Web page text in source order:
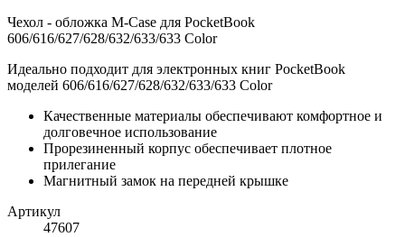
Чехол - обложка M-Case для PocketBook
606/616/627/628/632/633/633 Color
Идеально подходит для электронных книг PocketBook
моделей 606/616/627/628/632/633/633 Color
Качественные материалы обеспечивают комфортное и
долговечное использование
Прорезиненный корпус обеспечивает плотное
прилегание
Магнитный замок на передней крышке
Артикул
47607